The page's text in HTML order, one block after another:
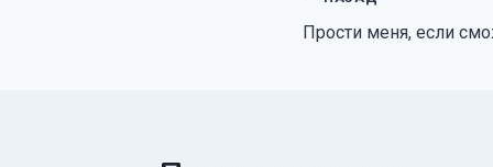
по
Прости меня, если